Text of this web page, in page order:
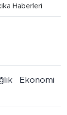
Haberleri
Ekonomi